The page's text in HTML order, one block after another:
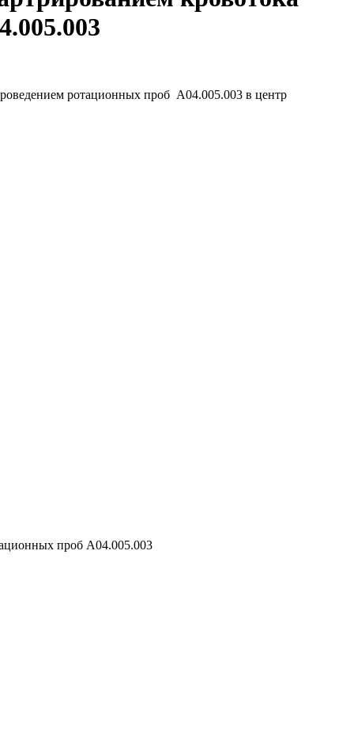
ротационных проб A04.005.003 в центр
проб A04.005.003